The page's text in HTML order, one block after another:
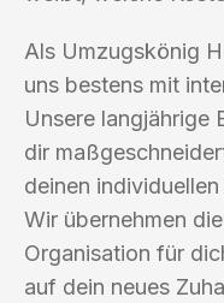
Als Umzugskönig
uns bestens mit
Unsere langjährige
dir
deinen
Wir übernehmen
Organisation für
auf dein neues